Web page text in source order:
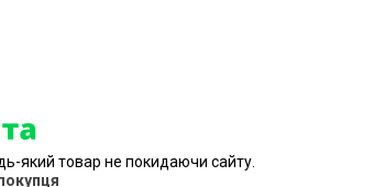
який товар не покидаючи сайту.